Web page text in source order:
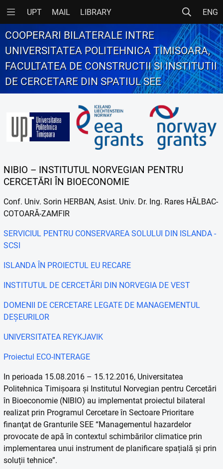
UPT MAIL LIBRARY ENG
COOPERARI BILATERALE INTRE
UNIVERSITATEA POLITEHNICA TIMISOARA,
FACULTATEA DE CONSTRUCTII SI INSTITUTII
DE CERCETARE DIN SPATIUL SEE
NIBIO – INSTITUTUL NORVEGIAN PENTRU
CERCETĂRI ÎN BIOECONOMIE
Conf. Univ. Sorin HERBAN, Asist. Univ. Dr. Ing. Rares HĂLBAC-
COTOARĂ-ZAMFIR
SERVICIUL PENTRU CONSERVAREA SOLULUI DIN ISLANDA -
SCSI
ISLANDA ÎN PROIECTUL EU RECARE
INSTITUTUL DE CERCETĂRI DIN NORVEGIA DE VEST
DOMENII DE CERCETARE LEGATE DE MANAGEMENTUL
DEȘEURILOR
UNIVERSITATEA REYKJAVIK
Proiectul ECO-INTERAGE
In perioada 15.08.2016 – 15.12.2016, Universitatea
Politehnica Timișoara și Institutul Norvegian pentru Cercetări
în Bioeconomie (NIBIO) au implementat proiectul bilateral
realizat prin Programul Cercetare în Sectoare Prioritare
finanţat de Granturile SEE “Managementul hazardelor
provocate de apă în contextul schimbărilor climatice prin
implementarea unui instrument de planificare spațială și prin
soluții tehnice”.